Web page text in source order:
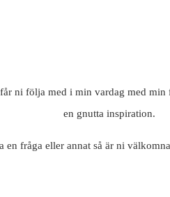
ni följa med i min vardag med
en gnutta inspiration.
en fråga eller annat så är ni